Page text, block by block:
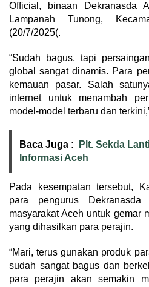
Official, binaan Dekranasda
Lampanah Tunong,
(20/7/2025(.
“Sudah bagus, tapi
global sangat dinamis. Para
kemauan pasar. Salah
internet untuk menambah
model-model terbaru dan
Baca Juga :
Plt. Sekda
Informasi Aceh
Pada kesempatan tersebut,
para pengurus
masyarakat Aceh untuk gemar
yang dihasilkan para perajin.
“Mari, terus gunakan produk
sudah sangat bagus dan
para perajin akan semakin